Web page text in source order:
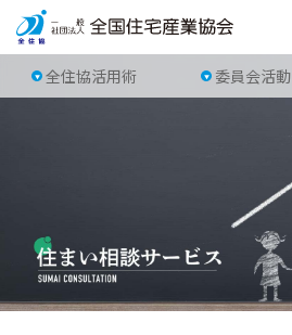
全住協活用術 委員会活動